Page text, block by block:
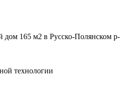
дом 165 м2 в Русско-Полянском р-
технологии